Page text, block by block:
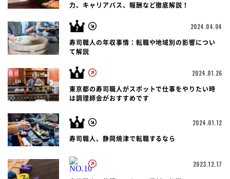
力、キャリアパス、報酬など徹底解説！
2024.04.04
寿司職人の年収事情：転職や地域別の影響につい
て解説
2024.01.26
東京都の寿司職人がスポットで仕事をやりたい時
は調理師会がおすすめです
2024.01.12
寿司職人、静岡焼津で転職するなら
2023.12.17